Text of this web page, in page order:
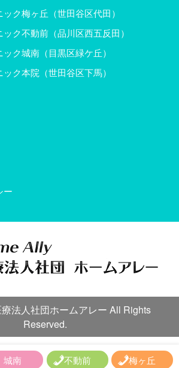
ク梅ヶ丘（世田谷区代田）
ク不動前（品川区西五反田）
ク城南（目黒区緑ケ丘）
ク本院（世田谷区下馬）
ー
法人社団ホームアレー All Rights
Reserved.
資料ダウンロード
城南 不動前 梅ヶ丘